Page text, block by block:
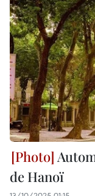
de Hanoï